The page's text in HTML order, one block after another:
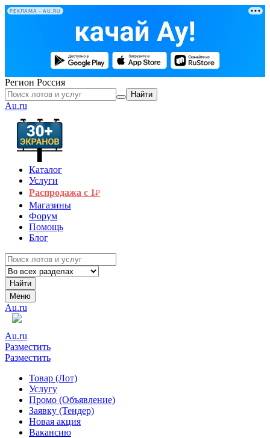
РЕКЛАМА • AU.RU
Регион Россия
Найти
Au.ru
Каталог
Услуги
Распродажа с 1₽
Магазины
Форум
Помощь
Блог
Найти
Меню
Au.ru
Au.ru
Разместить
Разместить
Товар (Лот)
Услугу
Промо (Объявление)
Заявку (Тендер)
Новая акция
Вакансию